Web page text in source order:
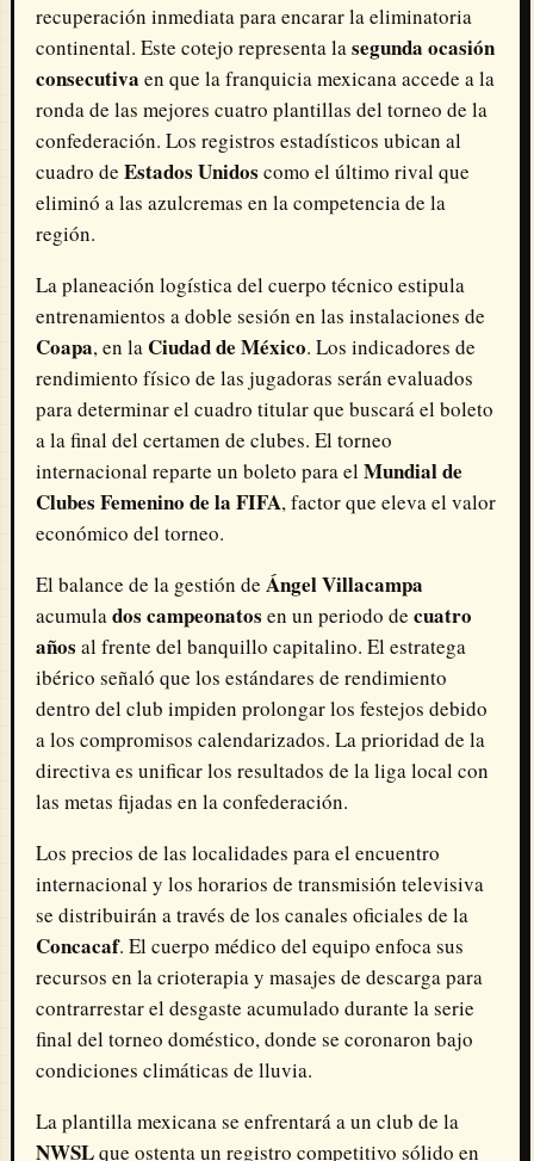
recuperación inmediata para encarar la eliminatoria
continental. Este cotejo representa la segunda ocasión
consecutiva en que la franquicia mexicana accede a la
ronda de las mejores cuatro plantillas del torneo de la
confederación. Los registros estadísticos ubican al
cuadro de Estados Unidos como el último rival que
eliminó a las azulcremas en la competencia de la
región.
La planeación logística del cuerpo técnico estipula
entrenamientos a doble sesión en las instalaciones de
Coapa, en la Ciudad de México. Los indicadores de
rendimiento físico de las jugadoras serán evaluados
para determinar el cuadro titular que buscará el boleto
a la final del certamen de clubes. El torneo
internacional reparte un boleto para el Mundial de
Clubes Femenino de la FIFA, factor que eleva el valor
económico del torneo.
El balance de la gestión de Ángel Villacampa
acumula dos campeonatos en un periodo de cuatro
años al frente del banquillo capitalino. El estratega
ibérico señaló que los estándares de rendimiento
dentro del club impiden prolongar los festejos debido
a los compromisos calendarizados. La prioridad de la
directiva es unificar los resultados de la liga local con
las metas fijadas en la confederación.
Los precios de las localidades para el encuentro
internacional y los horarios de transmisión televisiva
se distribuirán a través de los canales oficiales de la
Concacaf. El cuerpo médico del equipo enfoca sus
recursos en la crioterapia y masajes de descarga para
contrarrestar el desgaste acumulado durante la serie
final del torneo doméstico, donde se coronaron bajo
condiciones climáticas de lluvia.
La plantilla mexicana se enfrentará a un club de la
NWSLque ostenta un registro competitivo sólido en